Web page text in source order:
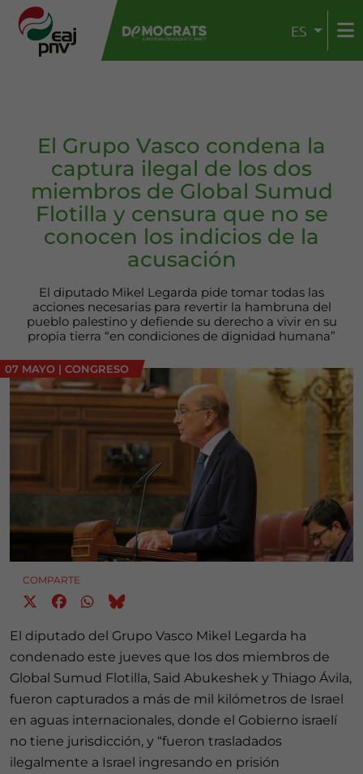
ES
El Grupo Vasco condena la
captura ilegal de los dos
miembros de Global Sumud
Flotilla y censura que no se
conocen los indicios de la
acusación
El diputado Mikel Legarda pide tomar todas las
acciones necesarias para revertir la hambruna del
pueblo palestino y defiende su derecho a vivir en su
propia tierra “en condiciones de dignidad humana”
07 MAYO | CONGRESO
COMPARTE
El diputado del Grupo Vasco Mikel Legarda ha
condenado este jueves que Ios dos miembros de
Global Sumud Flotilla, Said Abukeshek y Thiago Ávila,
fueron capturados a más de mil kilómetros de Israel
en aguas internacionales, donde el Gobierno israelí
no tiene jurisdicción, y “fueron trasladados
ilegalmente a Israel ingresando en prisión